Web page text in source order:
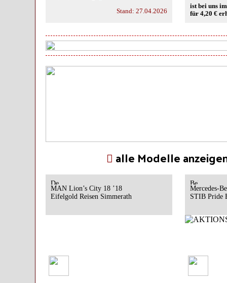
Stand: 27.04.2026
ist bei uns
für 4,20 €
alle Modelle
MAN Lion’s City 18 ’18
Eifelgold Reisen Simmerath
Mercedes-
STIB Pride